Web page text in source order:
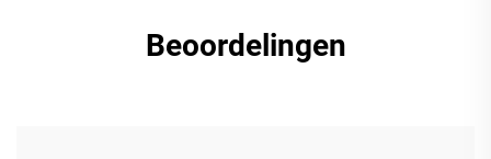
Beoordelingen